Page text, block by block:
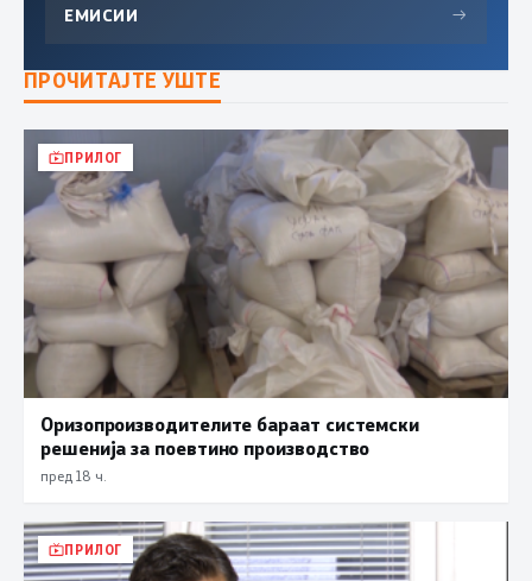
ЕМИСИИ →
ПРОЧИТАЈТЕ УШТЕ
ПРИЛОГ
Оризопроизводителите бараат системски
решенија за поевтино производство
пред 18 ч.
ПРИЛОГ